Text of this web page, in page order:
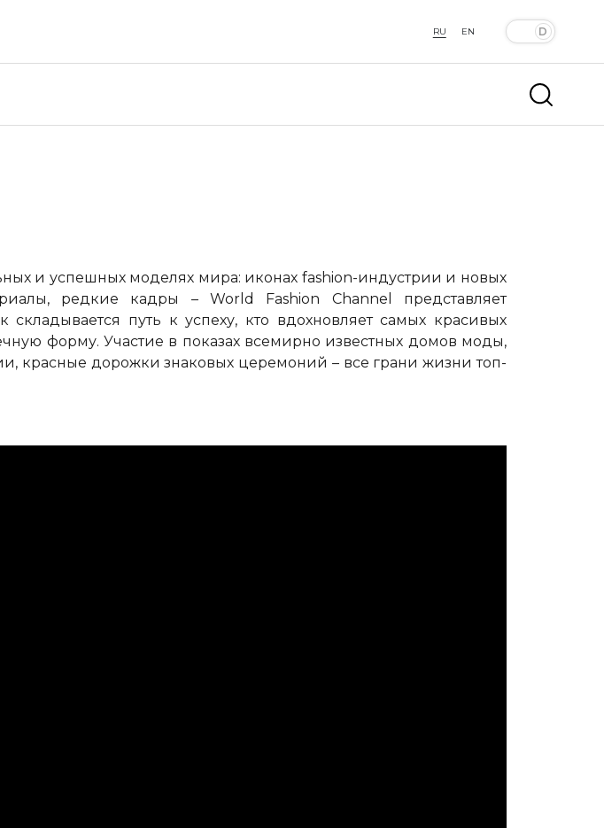
RU EN
и успешных моделях мира: иконах fashion-индустрии и новых
редкие кадры – World Fashion Channel
представляет
путь к успеху, кто вдохновляет самых красивых
форму. Участие в показах всемирно известных домов моды,
красные дорожки знаковых церемоний – все грани жизни топ-